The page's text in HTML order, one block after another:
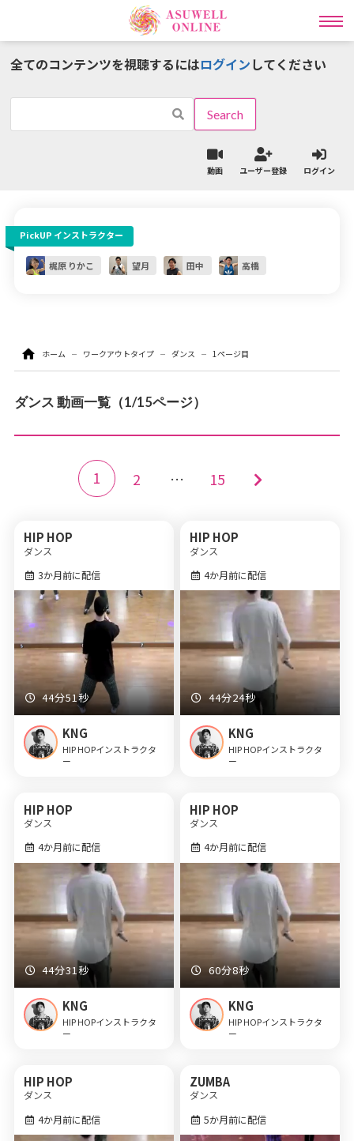
インストラクター一覧
ワークアウトタイプ一覧
ラディカル動画レッスン
ライブ
レッスン予約
パーソナル予約
全てのコンテンツを視聴するにはログインしてください
動画 ユーザー登録 ログイン
PickUP インストラクター
梶原 りかこ 望月 田中 高橋
ホーム ワークアウトタイプ ダンス 1ページ目
ダンス 動画一覧（1/15ページ）
1 2 … 15
HIP HOP
ダンス
3か月前に配信
44分51秒
KNG
HIP HOPインストラクタ
ー
HIP HOP
ダンス
4か月前に配信
44分24秒
KNG
HIP HOPインストラクタ
ー
HIP HOP
ダンス
4か月前に配信
44分31秒
KNG
HIP HOPインストラクタ
ー
HIP HOP
ダンス
4か月前に配信
60分8秒
KNG
HIP HOPインストラクタ
ー
HIP HOP
ダンス
4か月前に配信
ZUMBA
ダンス
5か月前に配信